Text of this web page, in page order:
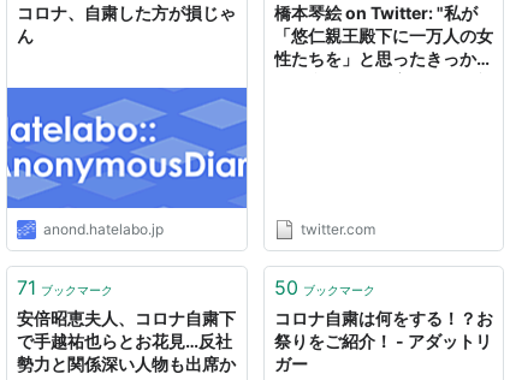
コロナ、自粛した方が損じゃ
ん
anond.hatelabo.jp
橋本琴絵 on Twitter: "私が
「悠仁親王殿下に一万人の女
性たちを」と思ったきっかけ
「黒人差別」ですから、ご注
意ください。"
twitter.com
71 ブックマーク
安倍昭恵夫人、コロナ自粛下
で手越祐也らとお花見…反社
勢力と関係深い人物も出席か
50 ブックマーク
コロナ自粛は何をする！？お
祭りをご紹介！ - アダットリ
ガー